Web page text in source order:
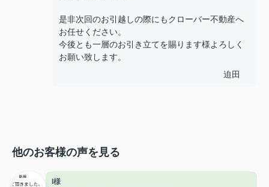
是非次回のお引越しの際にもクローバー不動産へ
お任せください。
今後とも一層のお引き立てを賜ります様よろしく
お願い致します。
迫田
他のお客様の声を見る
I様